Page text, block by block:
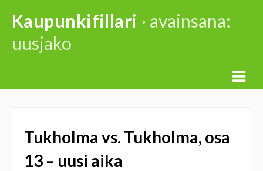
content
Kaupunkifillari · avainsana:
uusjako
Tukholma vs. Tukholma, osa
13 – uusi aika